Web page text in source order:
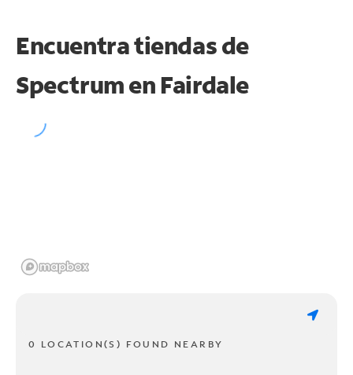
Encuentra tiendas de
Spectrum en Fairdale
0 LOCATION(S) FOUND NEARBY